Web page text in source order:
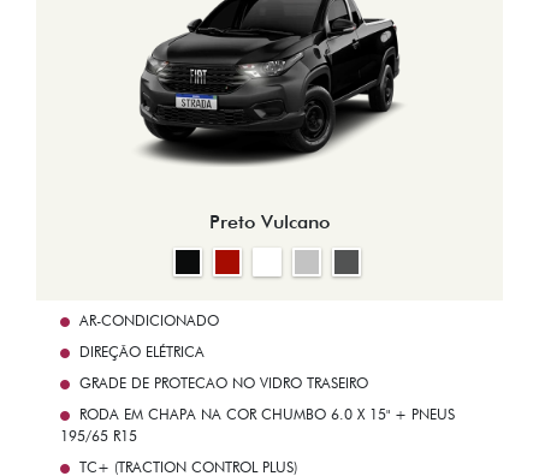
Preto Vulcano
AR-CONDICIONADO
DIREÇÃO ELÉTRICA
GRADE DE PROTECAO NO VIDRO TRASEIRO
RODA EM CHAPA NA COR CHUMBO 6.0 X 15" + PNEUS
195/65 R15
TC+ (TRACTION CONTROL PLUS)